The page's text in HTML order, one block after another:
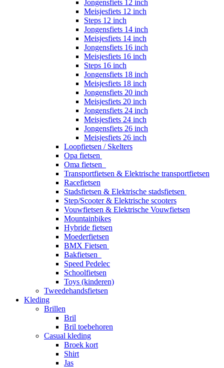
Jongensfiets 12 inch
Meisjesfiets 12 inch
Steps 12 inch
Jongensfiets 14 inch
Meisjesfiets 14 inch
Jongensfiets 16 inch
Meisjesfiets 16 inch
Steps 16 inch
Jongensfiets 18 inch
Meisjesfiets 18 inch
Jongensfiets 20 inch
Meisjesfiets 20 inch
Jongensfiets 24 inch
Meisjesfiets 24 inch
Jongensfiets 26 inch
Meisjesfiets 26 inch
Loopfietsen / Skelters
Opa fietsen
Oma fietsen
Transportfietsen & Elektrische transportfietsen
Racefietsen
Stadsfietsen & Elektrische stadsfietsen
Step/Scooter & Elektrische scooters
Vouwfietsen & Elektrische Vouwfietsen
Mountainbikes
Hybride fietsen
Moederfietsen
BMX Fietsen
Bakfietsen
Speed Pedelec
Schoolfietsen
Toys (kinderen)
Tweedehandsfietsen
Kleding
Brillen
Bril
Bril toebehoren
Casual kleding
Broek kort
Shirt
Jas